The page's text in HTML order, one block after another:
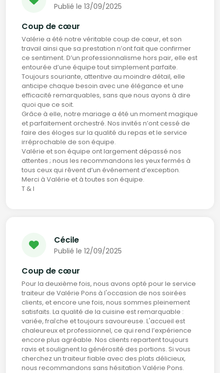
Publié le 13/09/2025
Coup de cœur
Valérie a été notre véritable coup de cœur, et son
travail ainsi que sa prestation n’ont fait que confirmer
ce sentiment. D’un professionnalisme hors pair, elle est
entourée d’une équipe tout simplement parfaite.
Toujours souriante, attentive au moindre détail, elle
anticipe chaque besoin avec une élégance et une
efficacité remarquables, sans que nous ayons à dire
quoi que ce soit.
Grâce à elle, notre mariage a été un moment magique
et parfaitement orchestré. Nos invités n’ont cessé de
faire des éloges sur la qualité du repas et le service
irréprochable de son équipe.
Valérie et son équipe ont largement dépassé nos
attentes ; nous les recommandons les yeux fermés à
tous ceux qui rêvent d’un événement d’exception.
Merci à Valérie et à toutes son équipe.
T & I
Cécile
Publié le 12/09/2025
Coup de cœur
Pour la deuxième fois, nous avons opté pour le service
traiteur de Valérie Pons à l'occasion de nos soirées
clients, et encore une fois, nous sommes pleinement
satisfaits. La qualité de la cuisine est remarquable :
variée, fraîche et toujours savoureuse. L'accueil est
chaleureux et professionnel, ce qui rend l’expérience
encore plus agréable. Nos clients repartent toujours
ravis et soulignent la générosité des portions. Si vous
cherchez un traiteur fiable avec des plats délicieux,
nous recommandons sans hésitation Valérie Pons.